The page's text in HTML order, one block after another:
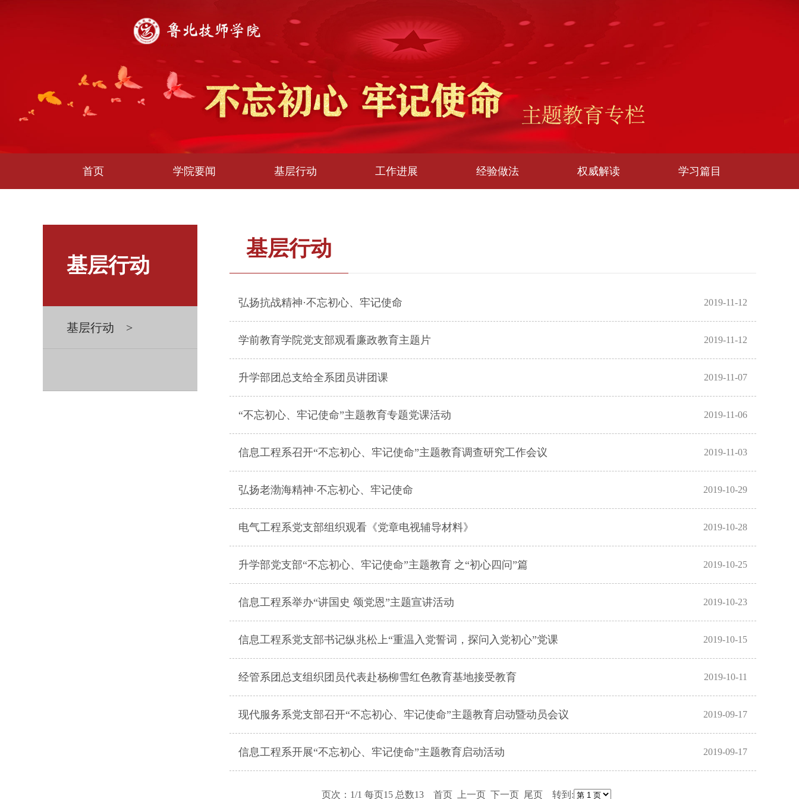
首页 学院要闻 基层行动 工作进展 经验做法 权威解读 学习篇目
基层行动
基层行动 >
基层行动
弘扬抗战精神·不忘初心、牢记使命 2019-11-12
学前教育学院党支部观看廉政教育主题片 2019-11-12
升学部团总支给全系团员讲团课 2019-11-07
“不忘初心、牢记使命”主题教育专题党课活动 2019-11-06
信息工程系召开“不忘初心、牢记使命”主题教育调查研究工作会议 2019-11-03
弘扬老渤海精神·不忘初心、牢记使命 2019-10-29
电气工程系党支部组织观看《党章电视辅导材料》 2019-10-28
升学部党支部“不忘初心、牢记使命”主题教育 之“初心四问”篇 2019-10-25
信息工程系举办“讲国史 颂党恩”主题宣讲活动 2019-10-23
信息工程系党支部书记纵兆松上“重温入党誓词，探问入党初心”党课 2019-10-15
经管系团总支组织团员代表赴杨柳雪红色教育基地接受教育 2019-10-11
现代服务系党支部召开“不忘初心、牢记使命”主题教育启动暨动员会议 2019-09-17
信息工程系开展“不忘初心、牢记使命”主题教育启动活动 2019-09-17
页次：1/1 每页15 总数13 首页 上一页 下一页 尾页 转到: